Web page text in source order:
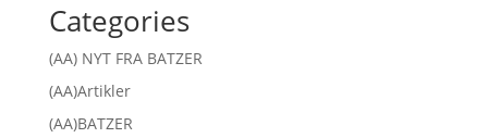
Categories
(AA) NYT FRA BATZER
(AA)Artikler
(AA)BATZER